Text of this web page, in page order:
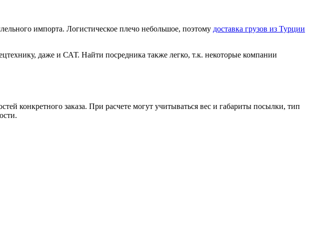
импорта. Логистическое плечо небольшое, поэтому доставка грузов из Турции
даже и САТ. Найти посредника также легко, т.к. некоторые компании
конкретного заказа. При расчете могут учитываться вес и габариты посылки, тип